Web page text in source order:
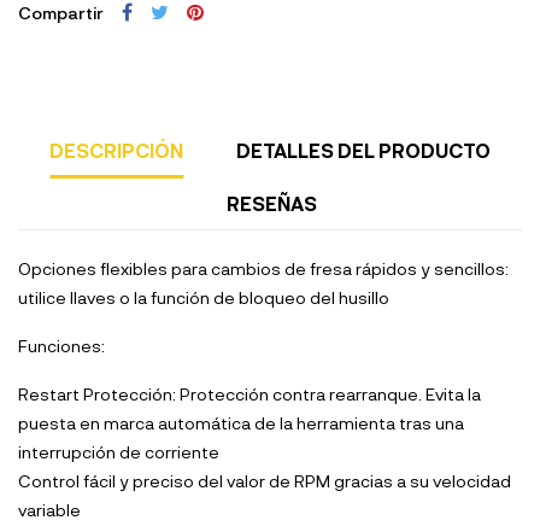
Compartir
DESCRIPCIÓN DETALLES DEL PRODUCTO
RESEÑAS
Opciones flexibles para cambios de fresa rápidos y sencillos:
utilice llaves o la función de bloqueo del husillo
Funciones:
Restart Protección: Protección contra rearranque. Evita la
puesta en marca automática de la herramienta tras una
interrupción de corriente
Control fácil y preciso del valor de RPM gracias a su velocidad
variable